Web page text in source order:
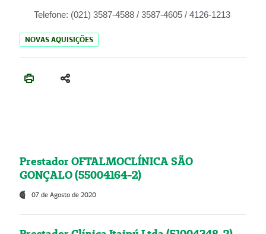
Telefone: (021) 3587-4588 / 3587-4605 / 4126-1213
NOVAS AQUISIÇÕES
Prestador OFTALMOCLÍNICA SÃO
GONÇALO (55004164-2)
07 de Agosto de 2020